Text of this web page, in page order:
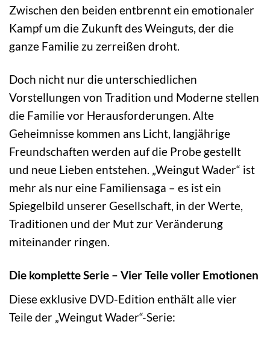
Zwischen den beiden entbrennt ein emotionaler
Kampf um die Zukunft des Weinguts, der die
ganze Familie zu zerreißen droht.
Doch nicht nur die unterschiedlichen
Vorstellungen von Tradition und Moderne stellen
die Familie vor Herausforderungen. Alte
Geheimnisse kommen ans Licht, langjährige
Freundschaften werden auf die Probe gestellt
und neue Lieben entstehen. „Weingut Wader“ ist
mehr als nur eine Familiensaga – es ist ein
Spiegelbild unserer Gesellschaft, in der Werte,
Traditionen und der Mut zur Veränderung
miteinander ringen.
Die komplette Serie – Vier Teile voller Emotionen
Diese exklusive DVD-Edition enthält alle vier
Teile der „Weingut Wader“-Serie: